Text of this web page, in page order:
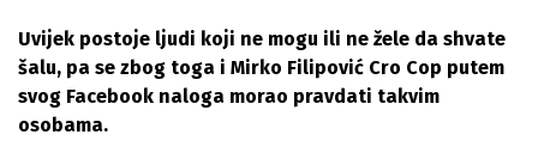
Uvijek postoje ljudi koji ne mogu ili ne žele da shvate
šalu, pa se zbog toga i Mirko Filipović Cro Cop putem
svog Facebook naloga morao pravdati takvim
osobama.